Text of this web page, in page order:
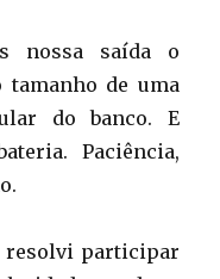
nossa saída o
de uma
do banco. E
Paciência,
resolvi participar